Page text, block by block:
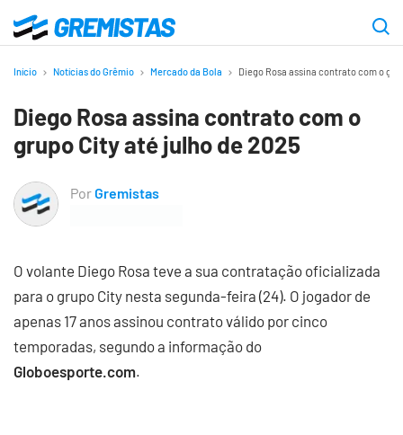
para
principal
Gremistas
Início Notícias do Grêmio Mercado da Bola Diego Rosa assina contrato com o
Diego Rosa assina contrato com o
grupo City até julho de 2025
PorGremistas
O volante Diego Rosa teve a sua contratação oficializada
para o grupo City nesta segunda-feira (24). O jogador de
apenas 17 anos assinou contrato válido por cinco
temporadas, segundo a informação do
Globoesporte.com.